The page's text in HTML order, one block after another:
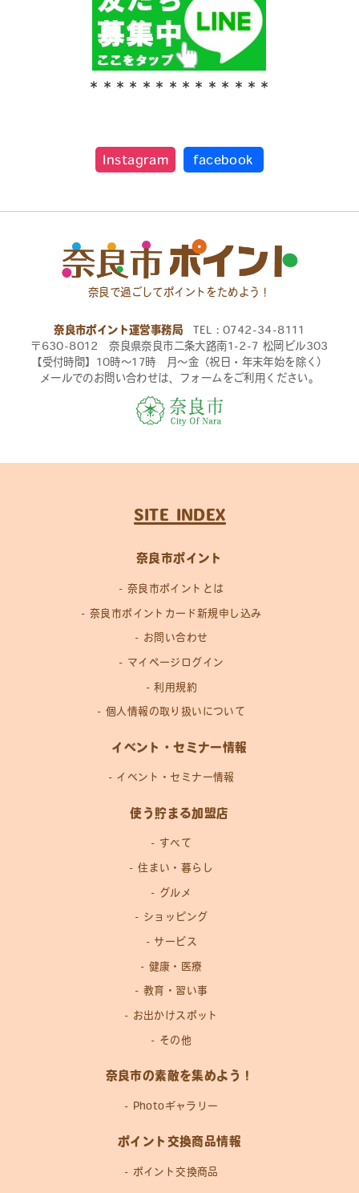
＊＊＊＊＊＊＊＊＊＊＊＊＊＊
Instagram facebook
奈良で過ごしてポイントをためよう！
奈良市ポイント運営事務局 TEL：0742-34-8111
〒630-8012 奈良県奈良市二条大路南1-2-7 松岡ビル303
【受付時間】10時〜17時 月〜金（祝日・年末年始を除く）
メールでのお問い合わせは、フォームをご利用ください。
SITE INDEX
奈良市ポイント
奈良市ポイントとは
奈良市ポイントカード新規申し込み
お問い合わせ
マイページログイン
利用規約
個人情報の取り扱いについて
イベント・セミナー情報
イベント・セミナー情報
使う貯まる加盟店
すべて
住まい・暮らし
グルメ
ショッピング
サービス
健康・医療
教育・習い事
お出かけスポット
その他
奈良市の素敵を集めよう！
Photoギャラリー
ポイント交換商品情報
ポイント交換商品